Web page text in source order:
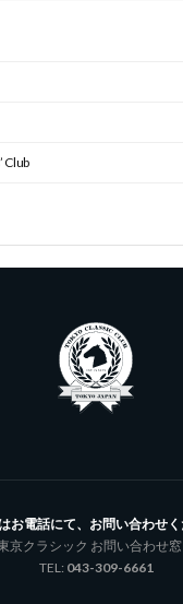
Club
お電話にて、お問い合わせく
京クラシック お問い合わせ窓
TEL: 043-309-6661